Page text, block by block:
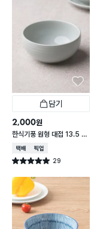
담기
2,000원
한식기풍 원형 대접 13.5 c
m
택배배송매장픽업
별점 5.0점 29
건 작성